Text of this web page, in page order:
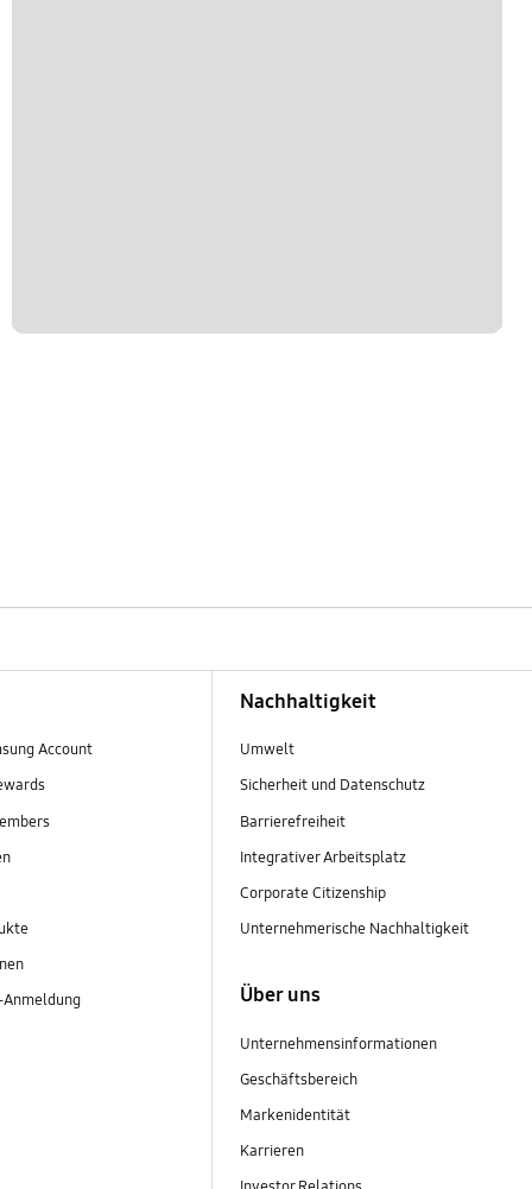
Account
Nachhaltigkeit
Umwelt
Sicherheit und Datenschutz
Barrierefreiheit
Integrativer Arbeitsplatz
Corporate Citizenship
Unternehmerische Nachhaltigkeit
Über uns
Unternehmensinformationen
Geschäftsbereich
Markenidentität
Karrieren